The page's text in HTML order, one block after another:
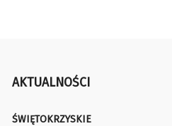
AKTUALNOŚCI
ŚWIĘTOKRZYSKIE